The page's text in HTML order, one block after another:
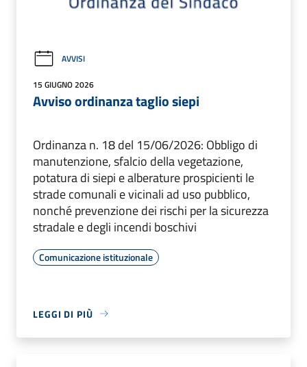
AVVISI
15 GIUGNO 2026
Avviso ordinanza taglio siepi
Ordinanza n. 18 del 15/06/2026: Obbligo di
manutenzione, sfalcio della vegetazione,
potatura di siepi e alberature prospicienti le
strade comunali e vicinali ad uso pubblico,
nonché prevenzione dei rischi per la sicurezza
stradale e degli incendi boschivi
Comunicazione istituzionale
LEGGI DI PIÙ